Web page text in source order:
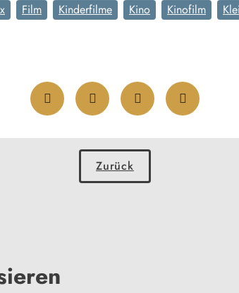
Film Kinderfilme Kino Kinofilm
Zurück